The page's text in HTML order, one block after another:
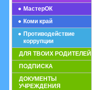
МастерОК
Коми край
Противодействие
коррупции
ДЛЯ ТВОИХ РОДИТЕЛЕЙ
ПОДПИСКА
ДОКУМЕНТЫ
УЧРЕЖДЕНИЯ